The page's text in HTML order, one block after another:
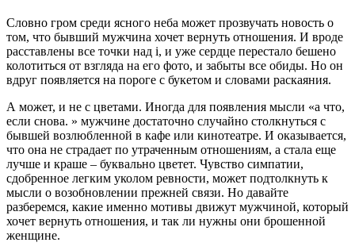
Словно гром среди ясного неба может прозвучать новость о
том, что бывший мужчина хочет вернуть отношения. И вроде
расставлены все точки над i, и уже сердце перестало бешено
колотиться от взгляда на его фото, и забыты все обиды. Но он
вдруг появляется на пороге с букетом и словами раскаяния.
А может, и не с цветами. Иногда для появления мысли «а что,
если снова. » мужчине достаточно случайно столкнуться с
бывшей возлюбленной в кафе или кинотеатре. И оказывается,
что она не страдает по утраченным отношениям, а стала еще
лучше и краше – буквально цветет. Чувство симпатии,
сдобренное легким уколом ревности, может подтолкнуть к
мысли о возобновлении прежней связи. Но давайте
разберемся, какие именно мотивы движут мужчиной, который
хочет вернуть отношения, и так ли нужны они брошенной
женщине.